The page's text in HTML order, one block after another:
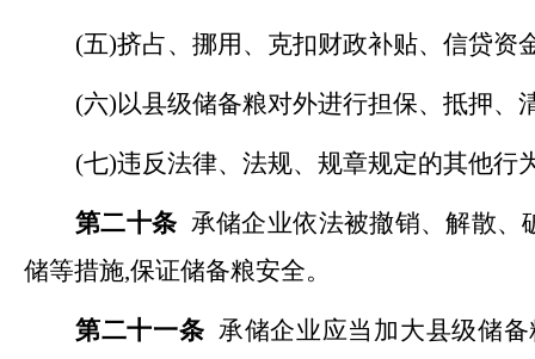
(五)挤占、挪用、克扣财政补贴、信贷资
(六)以县级储备粮对外进行担保、抵押、
(七)违反法律、法规、规章规定的其他行
第二十条 承储企业依法被撤销、解散、
储等措施,保证储备粮安全。
第二十一条 承储企业应当加大县级储